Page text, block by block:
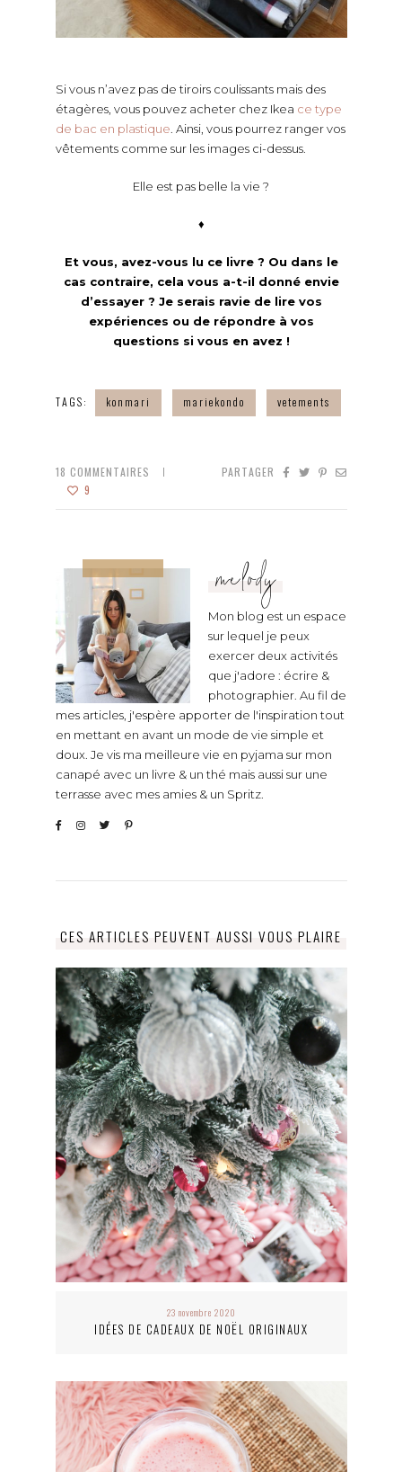
Si vous n’avez pas de tiroirs coulissants mais des
étagères, vous pouvez acheter chez Ikea ce type
de bac en plastique . Ainsi, vous pourrez ranger vos
vêtements comme sur les images ci-dessus.
Elle est pas belle la vie ?
♦
Et vous, avez-vous lu ce livre ? Ou dans le
cas contraire, cela vous a-t-il donné envie
d’essayer ? Je serais ravie de lire vos
expériences ou de répondre à vos
questions si vous en avez !
TAGS: konmari mariekondo vetements
18 COMMENTAIRES
9
PARTAGER
melody
Mon blog est un espace
sur lequel je peux
exercer deux activités
que j'adore : écrire &
photographier. Au fil de
mes articles, j'espère apporter de l'inspiration tout
en mettant en avant un mode de vie simple et
doux. Je vis ma meilleure vie en pyjama sur mon
canapé avec un livre & un thé mais aussi sur une
terrasse avec mes amies & un Spritz.
CES ARTICLES PEUVENT AUSSI VOUS PLAIRE
23 novembre 2020
IDÉES DE CADEAUX DE NOËL ORIGINAUX